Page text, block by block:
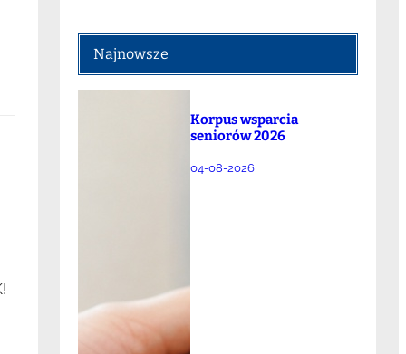
Najnowsze
Korpus wsparcia
seniorów 2026
04-08-2026